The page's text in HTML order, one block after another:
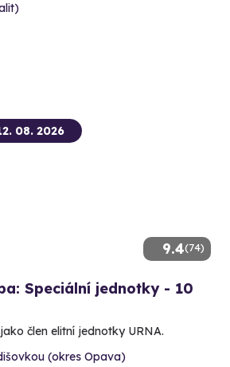
9.4(74)
08. 2026
Speciální jednotky - 10
člen elitní jednotky URNA.
(okres Opava)